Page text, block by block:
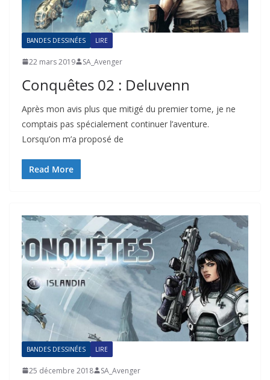
BANDES DESSINÉES LIRE
22 mars 2019 SA_Avenger
Conquêtes 02 : Deluvenn
Après mon avis plus que mitigé du premier tome, je ne
comptais pas spécialement continuer l’aventure.
Lorsqu’on m’a proposé de
Read More
BANDES DESSINÉES LIRE
25 décembre 2018 SA_Avenger